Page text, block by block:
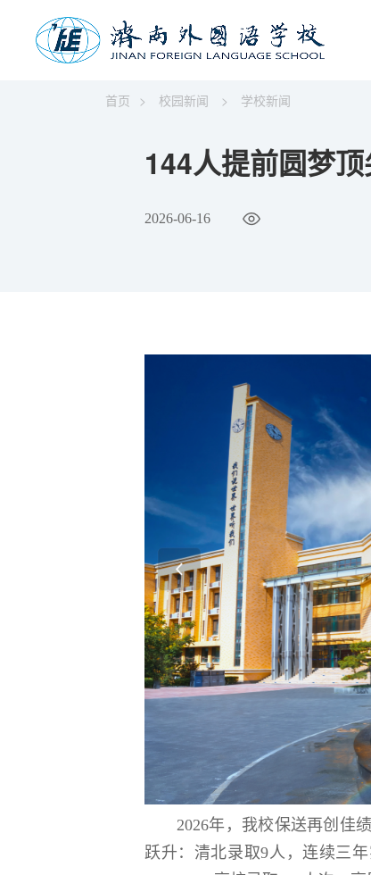
首页 > 校园新闻 > 学校新闻
144人提前圆梦
2026-06-16
2026年，我校保送再创佳
跃升：清北录取9人，连续三